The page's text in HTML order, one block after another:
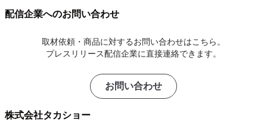
配信企業へのお問い合わせ
取材依頼・商品に対するお問い合わせはこちら。
プレスリリース配信企業に直接連絡できます。
お問い合わせ
株式会社タカショー